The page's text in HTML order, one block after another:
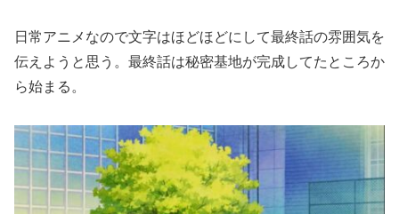
日常アニメなので文字はほどほどにして最終話の雰囲気を
伝えようと思う。最終話は秘密基地が完成してたところか
ら始まる。